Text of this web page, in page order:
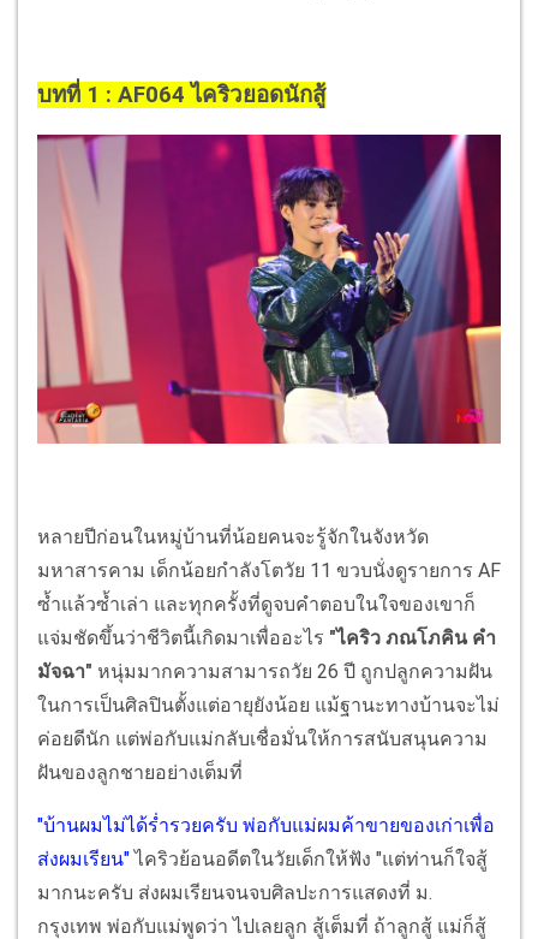
บทที่ 1 : AF064 ไคริวยอดนักสู้
หลายปีก่อนในหมู่บ้านที่น้อยคนจะรู้จักในจังหวัด
มหาสารคาม เด็กน้อยกำลังโตวัย 11 ขวบนั่งดูรายการ AF
ซ้ำแล้วซ้ำเล่า และทุกครั้งที่ดูจบคำตอบในใจของเขาก็
แจ่มชัดขึ้นว่าชีวิตนี้เกิดมาเพื่ออะไร "ไคริว ภณโภคิน คำ
มัจฉา" หนุ่มมากความสามารถวัย 26 ปี ถูกปลูกความฝัน
ในการเป็นศิลปินตั้งแต่อายุยังน้อย แม้ฐานะทางบ้านจะไม่
ค่อยดีนัก แต่พ่อกับแม่กลับเชื่อมั่นให้การสนับสนุนความ
ฝันของลูกชายอย่างเต็มที่
"บ้านผมไม่ได้ร่ำรวยครับ พ่อกับแม่ผมค้าขายของเก่าเพื่อ
ส่งผมเรียน"ไคริวย้อนอดีตในวัยเด็กให้ฟัง "แต่ท่านก็ใจสู้
มากนะครับ ส่งผมเรียนจนจบศิลปะการแสดงที่ ม.
กรุงเทพ พ่อกับแม่พูดว่า ไปเลยลูก สู้เต็มที่ ถ้าลูกสู้ แม่ก็สู้